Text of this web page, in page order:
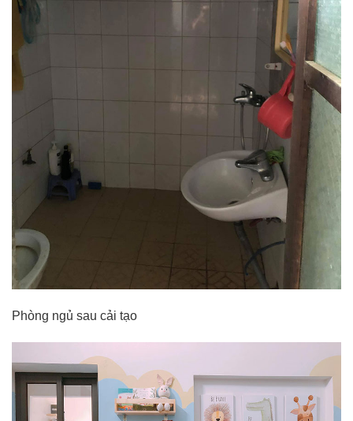
Phòng ngủ sau cải tạo